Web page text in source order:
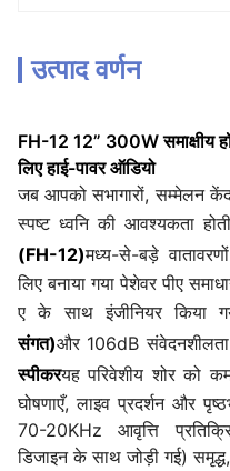
उत्पाद वर्णन
FH-12 12” 300W समाक्षीय
लिए हाई-पावर ऑडियो
जब आपको सभागारों, सम्मेलन
स्पष्ट ध्वनि की आवश्यकता
(FH-12)मध्य-से-बड़े
लिए बनाया गया पेशेवर पीए
ए के साथ इंजीनियर किया
संगत)और 106dB
स्पीकरयह परिवेशीय शोर को
घोषणाएँ, लाइव प्रदर्शन और
70-20KHz आवृत्ति
डिजाइन के साथ जोड़ी गई)